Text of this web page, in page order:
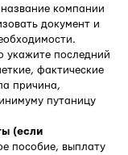
компании
документ и
укажите последний
фактические
причина,
путаницу
(если
пособие, выплату